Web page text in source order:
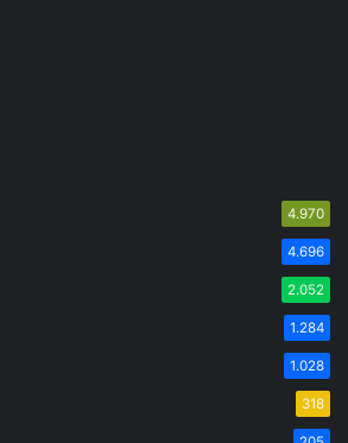
4.970
4.696
2.052
1.284
1.028
318